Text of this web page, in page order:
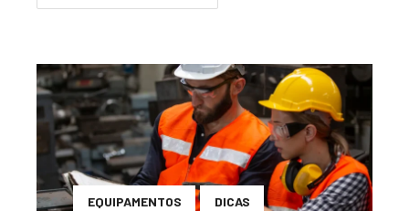
EQUIPAMENTOS DICAS